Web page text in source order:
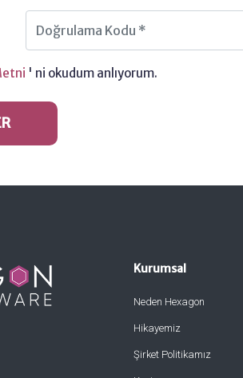
' ni okudum anlıyorum.
Kurumsal
Neden Hexagon
Hikayemiz
Şirket Politikamız